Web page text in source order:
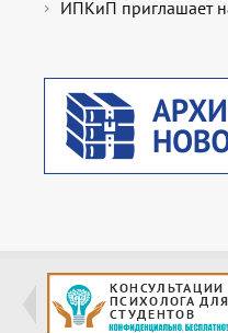
ИПКиП приглашает